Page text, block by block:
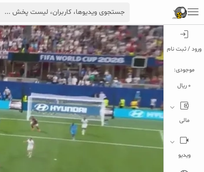
ورود / ثبت نام
موجودی:
0 ریال
مالی
ویدیو